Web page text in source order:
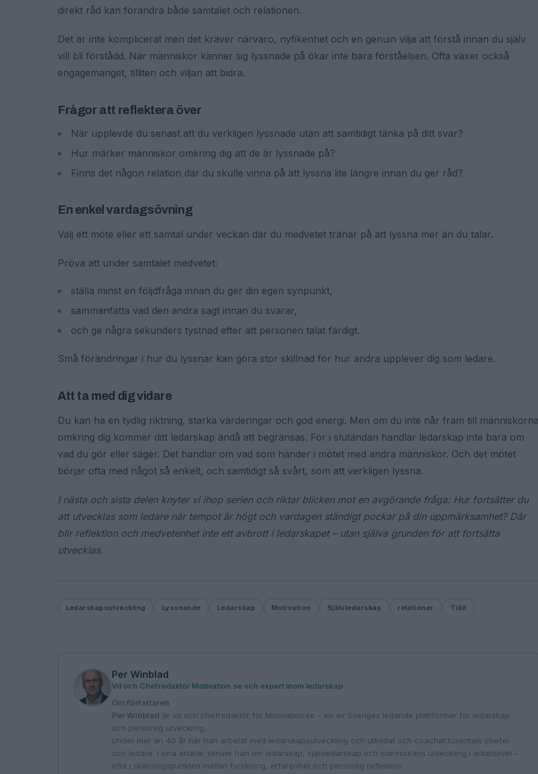
direkt råd kan förändra både samtalet och relationen.
Det är inte komplicerat men det kräver närvaro, nyfikenhet och en genuin vilja att förstå innan du själv
vill bli förstådd. När människor känner sig lyssnade på ökar inte bara förståelsen. Ofta växer också
engagemanget, tilliten och viljan att bidra.
Frågor att reflektera över
När upplevde du senast att du verkligen lyssnade utan att samtidigt tänka på ditt svar?
Hur märker människor omkring dig att de är lyssnade på?
Finns det någon relation där du skulle vinna på att lyssna lite längre innan du ger råd?
En enkel vardagsövning
Välj ett möte eller ett samtal under veckan där du medvetet tränar på att lyssna mer än du talar.
Pröva att under samtalet medvetet:
ställa minst en följdfråga innan du ger din egen synpunkt,
sammanfatta vad den andra sagt innan du svarar,
och ge några sekunders tystnad efter att personen talat färdigt.
Små förändringar i hur du lyssnar kan göra stor skillnad för hur andra upplever dig som ledare.
Att ta med dig vidare
Du kan ha en tydlig riktning, starka värderingar och god energi. Men om du inte når fram till
omkring dig kommer ditt ledarskap ändå att begränsas. För i slutändan handlar ledarskap inte bara om
vad du gör eller säger. Det handlar om vad som händer i mötet med andra människor. Och det mötet
börjar ofta med något så enkelt, och samtidigt så svårt, som att verkligen lyssna.
I nästa och sista delen knyter vi ihop serien och riktar blicken mot en avgörande fråga: Hur fortsätter du
att utvecklas som ledare när tempot är högt och vardagen ständigt pockar på din uppmärksamhet? Där
blir reflektion och medvetenhet inte ett avbrott i ledarskapet – utan själva grunden för att fortsätta
utvecklas.
Ledarskapsutveckling Lyssnande Ledarskap Motivation Självledarskap relationer Tillit
Per Winblad
Vd och Chefredaktör Motivation.se och expert inom ledarskap
Om författaren
Per Winblad är vd och chefredaktör för Motivation.se – en av Sveriges ledande plattformar för ledarskap
och personlig utveckling.
Under mer än 40 år har han arbetat med ledarskapsutveckling och utbildat och coachat tusentals chefer
och ledare. I sina artiklar skriver han om ledarskap, självledarskap och människans utveckling i arbetslivet –
ofta i skärningspunkten mellan forskning, erfarenhet och personlig reflektion.